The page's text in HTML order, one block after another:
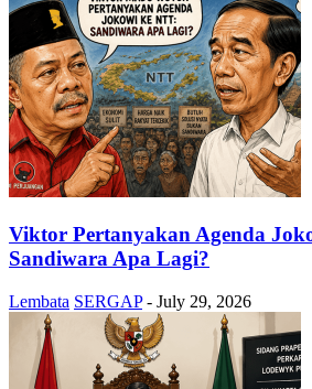
Viktor Pertanyakan Agenda
Sandiwara Apa Lagi?
Lembata SERGAP - July 29, 2026